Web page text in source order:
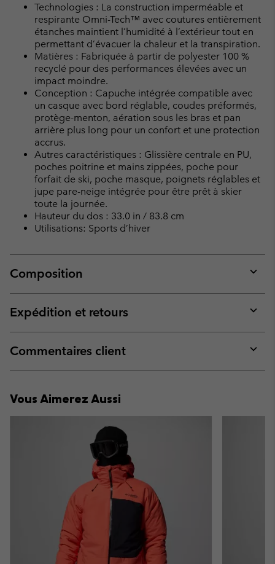
Technologies : La construction imperméable et
respirante Omni-Tech™ avec coutures entièrement
étanches maintient l’humidité à l’extérieur tout en
permettant d’évacuer la chaleur et la transpiration.
Matières : Fabriquée à partir de polyester 100 %
recyclé pour des performances élevées avec un
impact moindre.
Conception : Capuche intégrée compatible avec
un casque avec bord réglable, coudes préformés,
protège-menton, aération sous les bras et pan
arrière plus long pour un confort et une protection
accrus.
Autres caractéristiques : Glissière centrale en PU,
poches poitrine et mains zippées, poche pour
forfait de ski, poche masque, poignets réglables et
jupe pare-neige intégrée pour être prêt à skier
toute la journée.
Hauteur du dos : 33.0 in / 83.8 cm
Utilisations: Sports d’hiver
Composition
or
Expédition et retours
or
Commentaires client
or
Vous Aimerez Aussi